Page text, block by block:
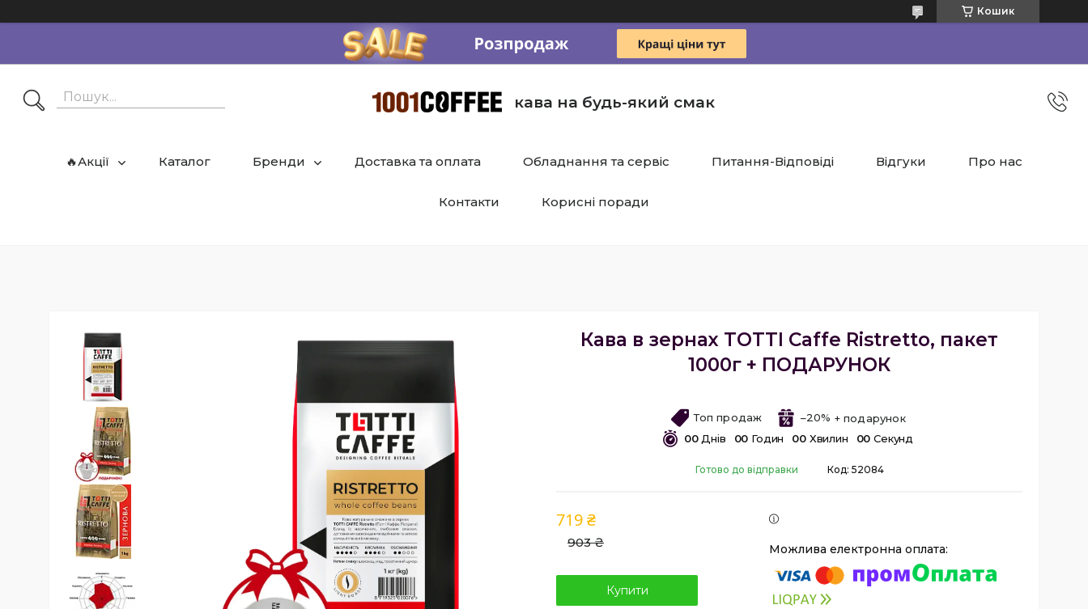
Кошик
кава на будь-який смак
🔥Акції Каталог Бренди Доставка та оплата Обладнання та сервіс Питання-Відповіді Відгуки Про нас
Контакти Корисні поради
Кава в зернах TOTTI Caffe Ristretto, пакет
1000г + ПОДАРУНОК
Топ продаж
–20%
00 Днів 00 Годин 00 Хвилин 00 Секунд
Готово до відправки Код: 52084
903 ₴
719 ₴
Купити